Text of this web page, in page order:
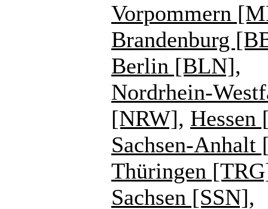
Vorpommern
Brandenburg
Berlin [BLN],
Nordrhein-
[NRW], Hessen
Sachsen-Anhalt
Thüringen
Sachsen [SSN],